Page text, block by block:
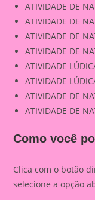
ATIVIDADE DE
ATIVIDADE DE
ATIVIDADE DE
ATIVIDADE DE
ATIVIDADE
ATIVIDADE
ATIVIDADE DE
ATIVIDADE DE
Como você
Clica com o botão
selecione a opção